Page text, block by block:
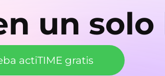
un solo
actiTIME gratis